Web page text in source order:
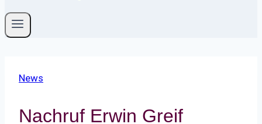
News
Nachruf Erwin Greif